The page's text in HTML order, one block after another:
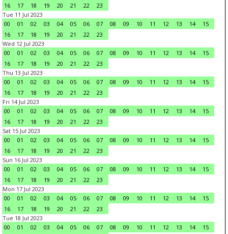
16
17 18 19 20 21 22
23
Tue 11 Jul 2023
00
01 02 03 04 05 06 07 08 09 10 11 12 13 14
15
16
17 18 19 20 21 22
23
Wed 12 Jul 2023
00
01 02 03 04 05 06 07 08 09 10 11 12 13 14
15
16
17 18 19 20 21 22
23
Thu 13 Jul 2023
00
01 02 03 04 05 06 07 08 09 10 11 12 13 14
15
16
17 18 19 20 21 22
23
Fri 14 Jul 2023
00
01 02 03 04 05 06 07 08 09 10 11 12 13 14
15
16
17 18 19 20 21 22
23
Sat 15 Jul 2023
00
01 02 03 04 05 06 07 08 09 10 11 12 13 14
15
16
17 18 19 20 21 22
23
Sun 16 Jul 2023
00
01 02 03 04 05 06 07 08 09 10 11 12 13 14
15
16
17 18 19 20 21 22
23
Mon 17 Jul 2023
00
01 02 03 04 05 06 07 08 09 10 11 12 13 14
15
16
17 18 19 20 21 22
23
Tue 18 Jul 2023
00
01 02 03 04 05 06 07 08 09 10 11 12 13 14 15